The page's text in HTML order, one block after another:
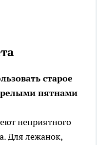
старое
пятнами
неприятного
Для лежанок,